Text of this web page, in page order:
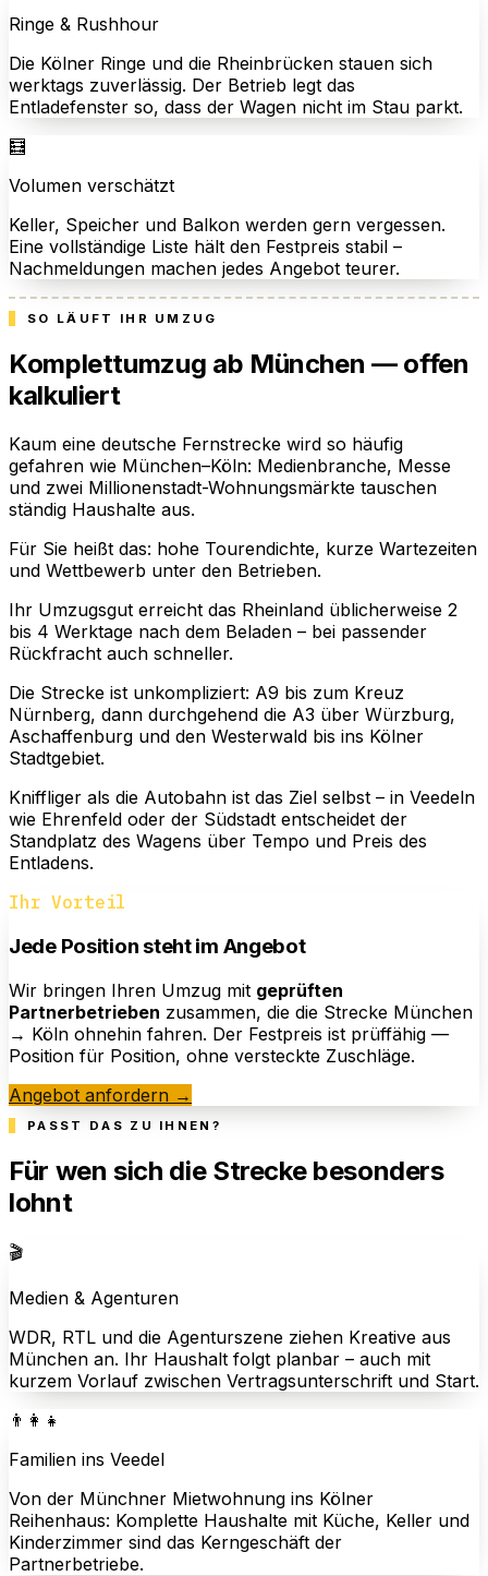
Ringe & Rushhour
Die Kölner Ringe und die Rheinbrücken stauen sich
werktags zuverlässig. Der Betrieb legt das
Entladefenster so, dass der Wagen nicht im Stau parkt.
🧮
Volumen verschätzt
Keller, Speicher und Balkon werden gern vergessen.
Eine vollständige Liste hält den Festpreis stabil –
Nachmeldungen machen jedes Angebot teurer.
SO LÄUFT IHR UMZUG
Komplettumzug ab München — offen
kalkuliert
Kaum eine deutsche Fernstrecke wird so häufig
gefahren wie München–Köln: Medienbranche, Messe
und zwei Millionenstadt-Wohnungsmärkte tauschen
ständig Haushalte aus.
Für Sie heißt das: hohe Tourendichte, kurze Wartezeiten
und Wettbewerb unter den Betrieben.
Ihr Umzugsgut erreicht das Rheinland üblicherweise 2
bis 4 Werktage nach dem Beladen – bei passender
Rückfracht auch schneller.
Die Strecke ist unkompliziert: A9 bis zum Kreuz
Nürnberg, dann durchgehend die A3 über Würzburg,
Aschaffenburg und den Westerwald bis ins Kölner
Stadtgebiet.
Kniffliger als die Autobahn ist das Ziel selbst – in Veedeln
wie Ehrenfeld oder der Südstadt entscheidet der
Standplatz des Wagens über Tempo und Preis des
Entladens.
Ihr Vorteil
Jede Position steht im Angebot
Wir bringen Ihren Umzug mit geprüften
Partnerbetrieben zusammen, die die Strecke München
→ Köln ohnehin fahren. Der Festpreis ist prüffähig —
Position für Position, ohne versteckte Zuschläge.
Angebot anfordern →
PASST DAS ZU IHNEN?
Für wen sich die Strecke besonders
lohnt
🎬
Medien & Agenturen
WDR, RTL und die Agenturszene ziehen Kreative aus
München an. Ihr Haushalt folgt planbar – auch mit
kurzem Vorlauf zwischen Vertragsunterschrift und Start.
👨‍👩‍👧
Familien ins Veedel
Von der Münchner Mietwohnung ins Kölner
Reihenhaus: Komplette Haushalte mit Küche, Keller und
Kinderzimmer sind das Kerngeschäft der
Partnerbetriebe.